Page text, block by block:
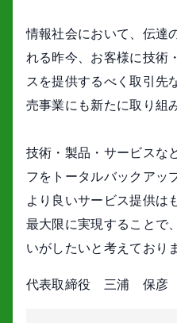
情報社会において、伝達
れる昨今、お客様に技術
スを提供するべく取引先
売事業にも新たに取り組
技術・製品・サービスな
フをトータルバックアッ
より良いサービス提供は
最大限に実現することで
いがしたいと考えており
代表取締役 三浦 保彦